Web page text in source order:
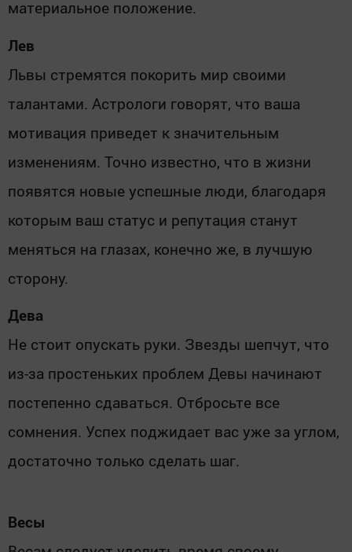
материальное положение.
Лев
Львы стремятся покорить мир своими
талантами. Астрологи говорят, что ваша
мотивация приведет к значительным
изменениям. Точно известно, что в жизни
появятся новые успешные люди, благодаря
которым ваш статус и репутация станут
меняться на глазах, конечно же, в лучшую
сторону.
Дева
Не стоит опускать руки. Звезды шепчут, что
из-за простеньких проблем Девы начинают
постепенно сдаваться. Отбросьте все
сомнения. Успех поджидает вас уже за углом,
достаточно только сделать шаг.
Весы